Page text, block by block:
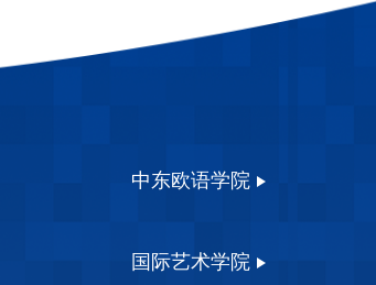
中东欧语学院
国际艺术学院